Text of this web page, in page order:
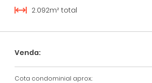
2.092m² total
Venda:
Cota condominial aprox.: